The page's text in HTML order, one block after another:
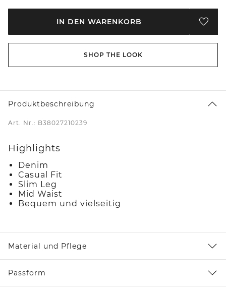
IN DEN WARENKORB
SHOP THE LOOK
Produktbeschreibung
Art. Nr.: B38027210239
Highlights
Denim
Casual Fit
Slim Leg
Mid Waist
Bequem und vielseitig
Material und Pflege
Passform